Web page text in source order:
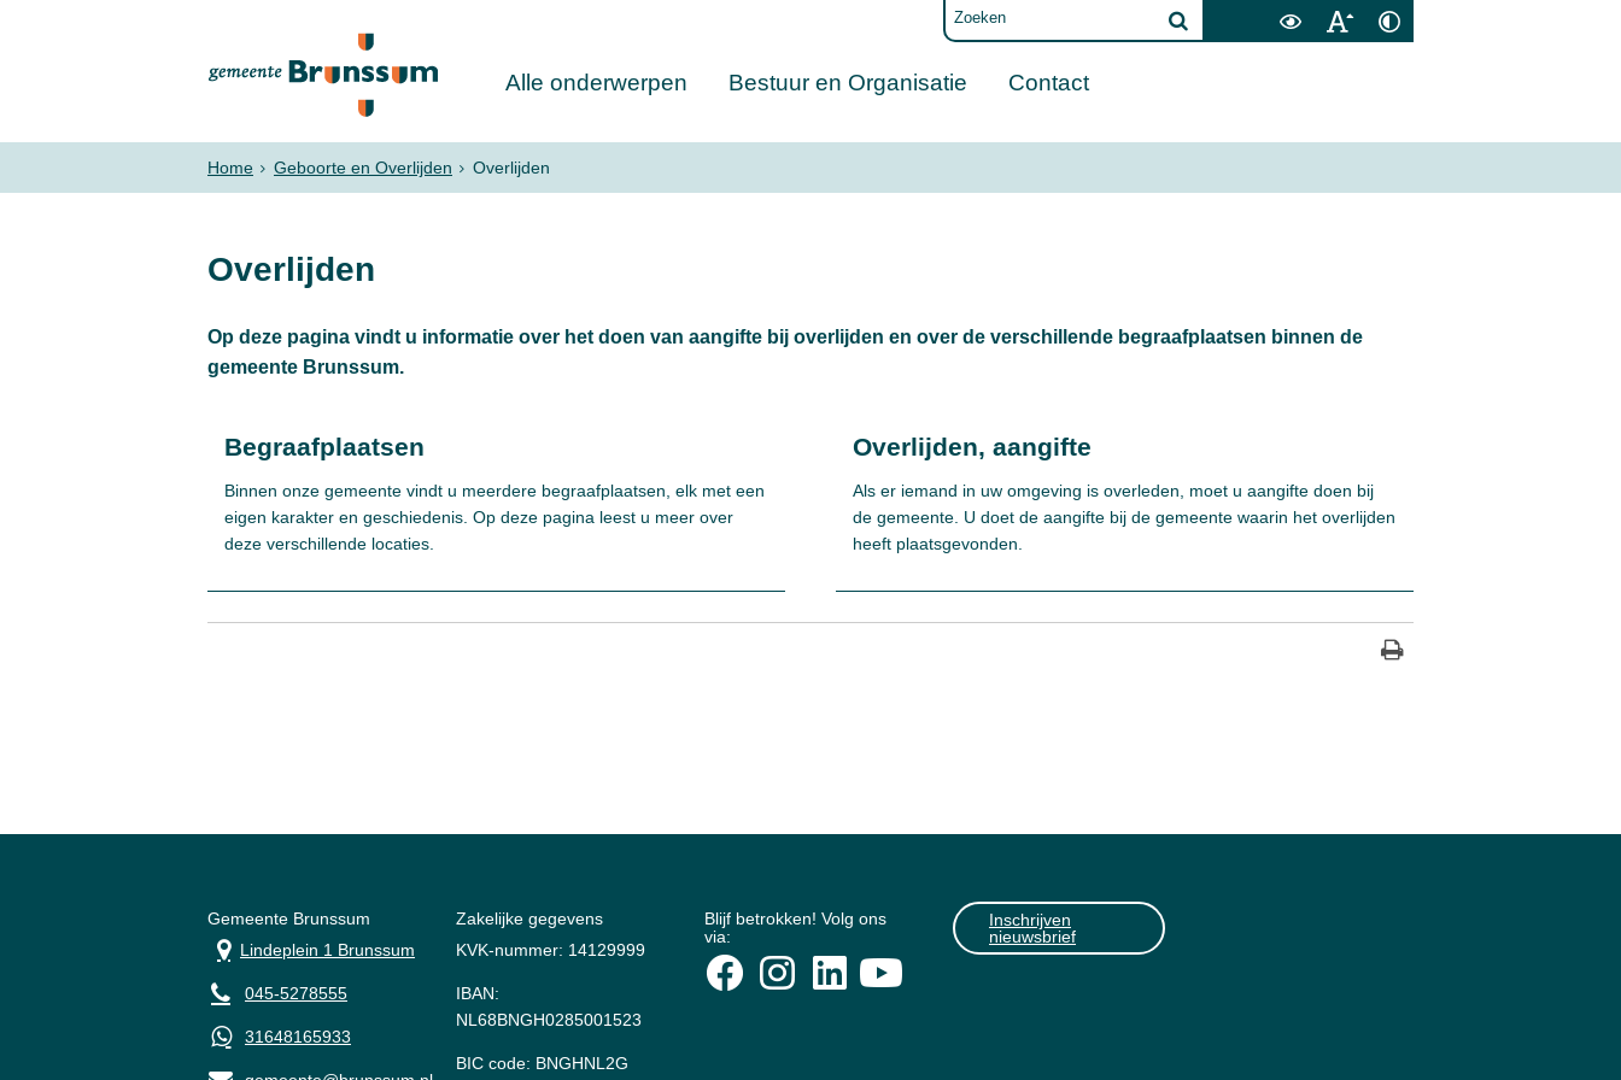
Alle onderwerpen Bestuur en Organisatie Contact
Home Geboorte en Overlijden Overlijden
Overlijden
Op deze pagina vindt u informatie over het doen van aangifte bij overlijden en over de verschillende begraafplaatsen binnen de
gemeente Brunssum.
Begraafplaatsen
Binnen onze gemeente vindt u meerdere begraafplaatsen, elk met een
eigen karakter en geschiedenis. Op deze pagina leest u meer over
deze verschillende locaties.
Overlijden, aangifte
Als er iemand in uw omgeving is overleden, moet u aangifte doen bij
de gemeente. U doet de aangifte bij de gemeente waarin het overlijden
heeft plaatsgevonden.
Gemeente Brunssum
Lindeplein 1 Brunssum
045-5278555
31648165933
Zakelijke gegevens
KVK-nummer: 14129999
IBAN:
NL68BNGH0285001523
BIC code: BNGHNL2G
Blijf betrokken! Volg ons
via:
Inschrijven
nieuwsbrief